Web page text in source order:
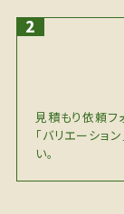
見積もり依頼フ
「バリエーショ
い。